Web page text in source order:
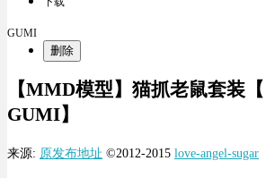
GUMI
删除
【MMD模型】猫抓老鼠套装
GUMI】
来源: 原发布地址 ©2012-2015 love-angel-sugar